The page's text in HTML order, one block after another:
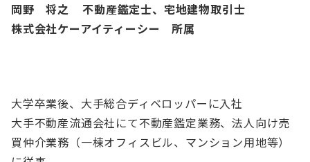
岡野 将之 不動産鑑定士、宅地建物取引士
株式会社ケーアイティーシー 所属
大学卒業後、大手総合ディベロッパーに入社
大手不動産流通会社にて不動産鑑定業務、法人向け売
買仲介業務（一棟オフィスビル、マンション用地等）